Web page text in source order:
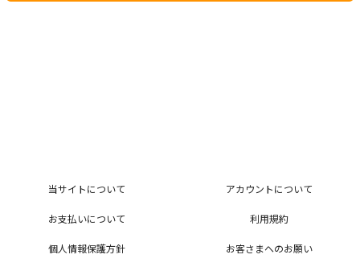
当サイトについて アカウントについて
お支払いについて 利用規約
個人情報保護方針 お客さまへのお願い